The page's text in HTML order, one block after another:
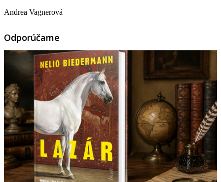
Andrea Vagnerová
Odporúčame